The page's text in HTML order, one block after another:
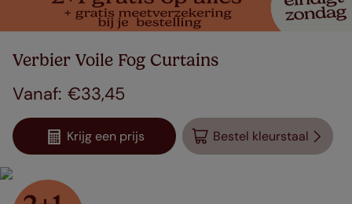
Verbier Voile Fog Curtains
€33,45
Krijg een prijs Bestel kleurstaal